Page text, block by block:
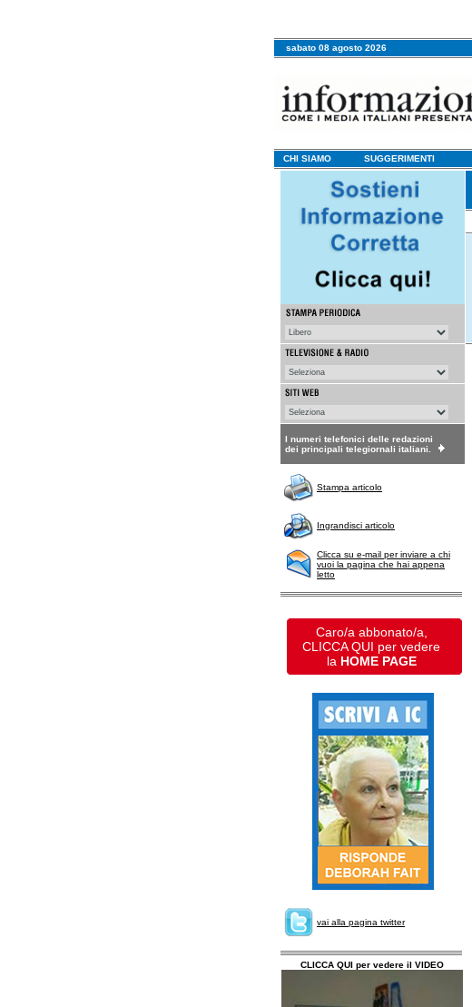
sabato 08 agosto 2026
CHI SIAMO SUGGERIMENTI
I numeri telefonici delle redazioni
dei principali telegiornali italiani.
Stampa articolo
Ingrandisci articolo
Clicca su e-mail per inviare a chi
vuoi la pagina che hai appena
letto
Caro/a abbonato/a,
CLICCA QUI per vedere
la HOME PAGE
vai alla pagina twitter
CLICCA QUI per vedere il VIDEO